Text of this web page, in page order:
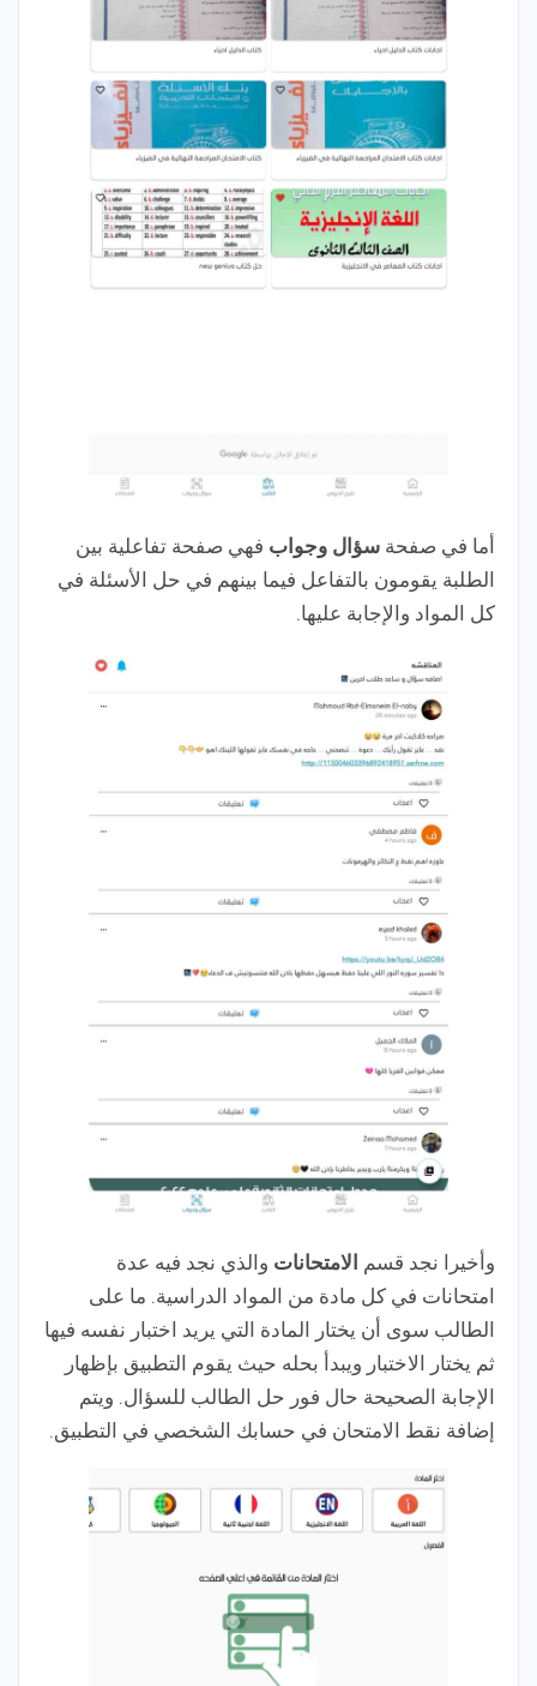
أما في صفحة سؤال وجواب فهي صفحة تفاعلية بين
الطلبة يقومون بالتفاعل فيما بينهم في حل الأسئلة في
كل المواد والإجابة عليها.
وأخيرا نجد قسم الامتحانات والذي نجد فيه عدة
امتحانات في كل مادة من المواد الدراسية. ما على
الطالب سوى أن يختار المادة التي يريد اختبار نفسه فيها
ثم يختار الاختبار ويبدأ بحله حيث يقوم التطبيق بإظهار
الإجابة الصحيحة حال فور حل الطالب للسؤال. ويتم
إضافة نقط الامتحان في حسابك الشخصي في التطبيق.